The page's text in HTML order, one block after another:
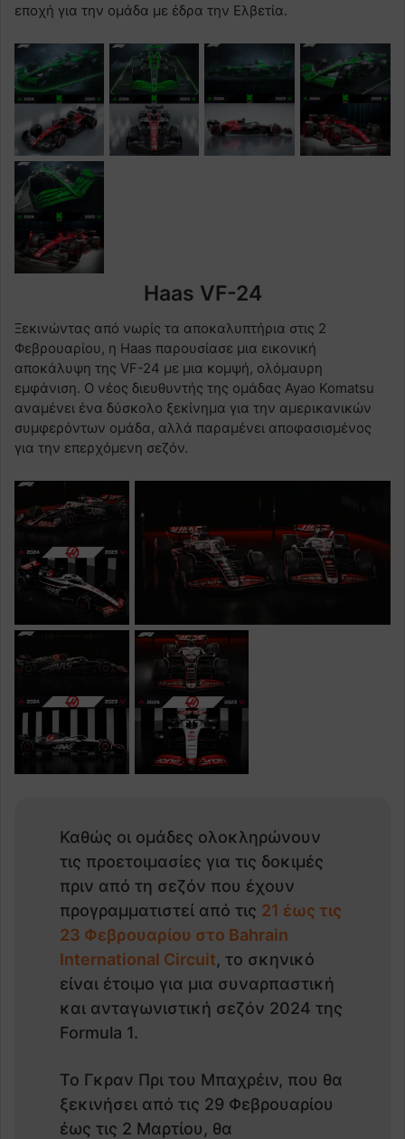
εποχή για την ομάδα με έδρα την Ελβετία.
Haas VF-24
Ξεκινώντας από νωρίς τα αποκαλυπτήρια στις 2
Φεβρουαρίου, η Haas παρουσίασε μια εικονική
αποκάλυψη της VF-24 με μια κομψή, ολόμαυρη
εμφάνιση. Ο νέος διευθυντής της ομάδας Ayao Komatsu
αναμένει ένα δύσκολο ξεκίνημα για την αμερικανικών
συμφερόντων ομάδα, αλλά παραμένει αποφασισμένος
για την επερχόμενη σεζόν.
Καθώς οι ομάδες ολοκληρώνουν
τις προετοιμασίες για τις δοκιμές
πριν από τη σεζόν που έχουν
προγραμματιστεί από τις 21 έως τις
23 Φεβρουαρίου στο Bahrain
International Circuit, το σκηνικό
είναι έτοιμο για μια συναρπαστική
και ανταγωνιστική σεζόν 2024 της
Formula 1.
Το Γκραν Πρι του Μπαχρέιν, που θα
ξεκινήσει από τις 29 Φεβρουαρίου
έως τις 2 Μαρτίου, θα